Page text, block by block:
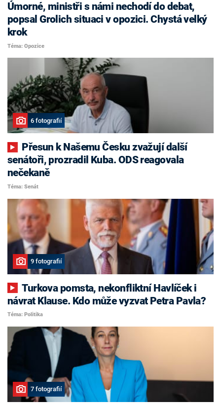
Úmorné, ministři s námi nechodí do debat,
popsal Grolich situaci v opozici. Chystá velký
krok
Téma: Opozice
6 fotografií
senátoři, prozradil Kuba. ODS reagovala
nečekaně
Téma: Senát
9 fotografií
Turkova pomsta, nekonfliktní Havlíček i
návrat Klause. Kdo může vyzvat Petra Pavla?
Téma: Politika
7 fotografií